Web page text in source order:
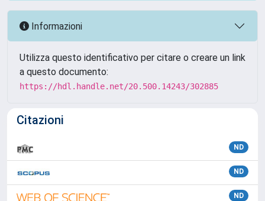
Informazioni
Utilizza questo identificativo per citare o creare un link
a questo documento:
https://hdl.handle.net/20.500.14243/302885
Citazioni
ND
ND
ND